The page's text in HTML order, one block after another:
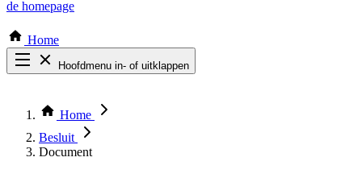
de homepage
Home
Hoofdmenu in- of uitklappen
Thema COVID-19
Bekijk per bestuursorgaan
Home
Besluit
Document